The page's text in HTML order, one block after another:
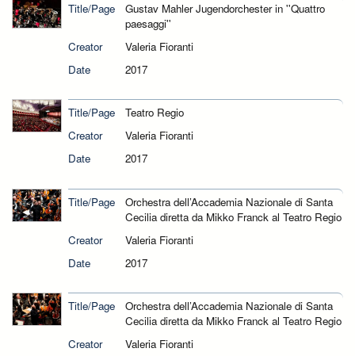
Title/Page
Gustav Mahler Jugendorchester in ''Quattro
paesaggi''
Creator
Valeria Fioranti
Date
2017
Title/Page
Teatro Regio
Creator
Valeria Fioranti
Date
2017
Title/Page
Orchestra dell’Accademia Nazionale di Santa
Cecilia diretta da Mikko Franck al Teatro Regio
Creator
Valeria Fioranti
Date
2017
Title/Page
Orchestra dell’Accademia Nazionale di Santa
Cecilia diretta da Mikko Franck al Teatro Regio
Creator
Valeria Fioranti